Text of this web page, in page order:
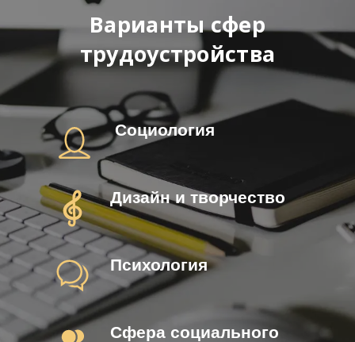
Варианты сфер
трудоустройства
Социология
Дизайн и творчество
Психология
Сфера социального